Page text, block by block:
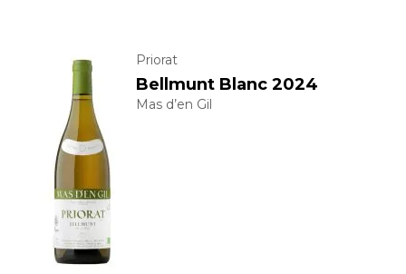
Priorat
Bellmunt Blanc 2024
Mas d’en Gil